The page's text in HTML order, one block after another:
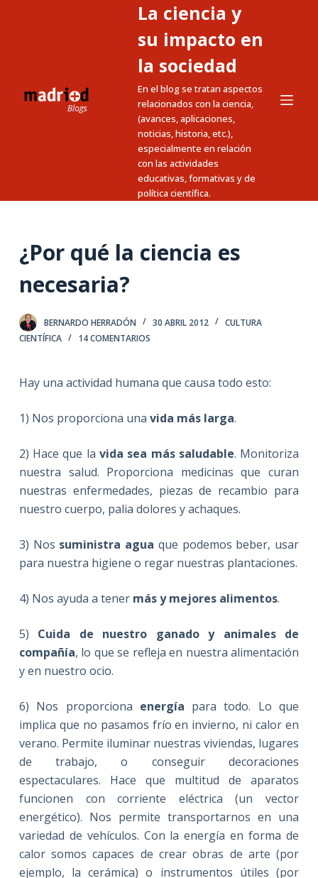
n
n
La ciencia y
su impacto en
la sociedad
En el blog se tratan aspectos
relacionados con la ciencia,
(avances, aplicaciones,
noticias, historia, etc.),
especialmente en relación
con las actividades
educativas, formativas y de
política científica.
¿Por qué la ciencia es
necesaria?
BERNARDO HERRADÓN 30 ABRIL 2012
CULTURA
CIENTÍFICA
14 COMENTARIOS
Hay una actividad humana que causa todo esto:
1) Nos proporciona una vida más larga.
2) Hace que la vida sea más saludable. Monitoriza
nuestra salud. Proporciona medicinas que curan
nuestras enfermedades, piezas de recambio para
nuestro cuerpo, palia dolores y achaques.
3) Nos suministra agua que podemos beber, usar
para nuestra higiene o regar nuestras plantaciones.
4) Nos ayuda a tener más y mejores alimentos.
5) Cuida de nuestro ganado y animales de
compañía, lo que se refleja en nuestra alimentación
y en nuestro ocio.
6) Nos proporciona energía para todo. Lo que
implica que no pasamos frío en invierno, ni calor en
verano. Permite iluminar nuestras viviendas, lugares
de trabajo, o conseguir decoraciones
espectaculares. Hace que multitud de aparatos
funcionen con corriente eléctrica (un vector
energético). Nos permite transportarnos en una
variedad de vehículos. Con la energía en forma de
calor somos capaces de crear obras de arte (por
ejemplo, la cerámica) o instrumentos útiles (por